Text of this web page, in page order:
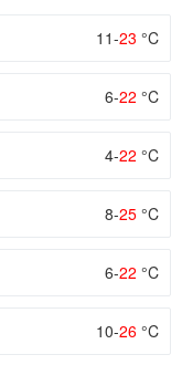
11-23 °C
6-22 °C
4-22 °C
8-25 °C
6-22 °C
10-26 °C